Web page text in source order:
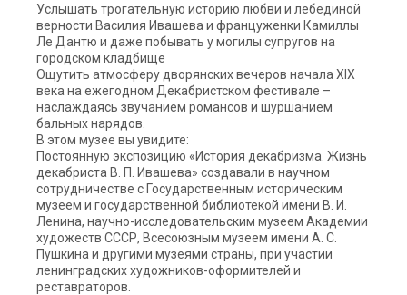
Услышать трогательную историю любви и лебединой
верности Василия Ивашева и француженки Камиллы
Ле Дантю и даже побывать у могилы супругов на
городском кладбище
Ощутить атмосферу дворянских вечеров начала XIX
века на ежегодном Декабристском фестивале –
наслаждаясь звучанием романсов и шуршанием
бальных нарядов.
В этом музее вы увидите:
Постоянную экспозицию «История декабризма. Жизнь
декабриста В. П. Ивашева» создавали в научном
сотрудничестве с Государственным историческим
музеем и государственной библиотекой имени В. И.
Ленина, научно-исследовательским музеем Академии
художеств СССР, Всесоюзным музеем имени А. С.
Пушкина и другими музеями страны, при участии
ленинградских художников-оформителей и
реставраторов.